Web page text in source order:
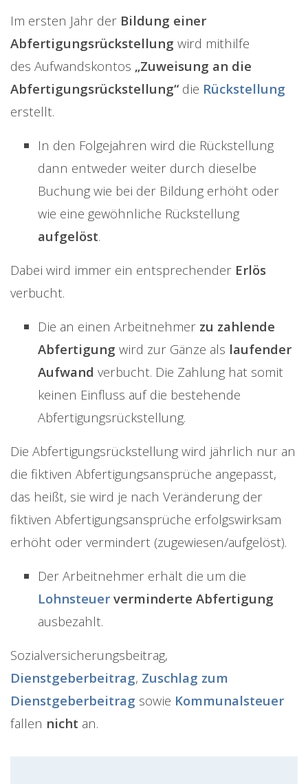
Im ersten Jahr der Bildung einer
Abfertigungsrückstellung wird mithilfe
des Aufwandskontos „Zuweisung an die
Abfertigungsrückstellung“ die Rückstellung
erstellt.
In den Folgejahren wird die Rückstellung
dann entweder weiter durch dieselbe
Buchung wie bei der Bildung erhöht oder
wie eine gewöhnliche Rückstellung
aufgelöst.
Dabei wird immer ein entsprechender Erlös
verbucht.
Die an einen Arbeitnehmer zu zahlende
Abfertigung wird zur Gänze als laufender
Aufwand verbucht. Die Zahlung hat somit
keinen Einfluss auf die bestehende
Abfertigungsrückstellung.
Die Abfertigungsrückstellung wird jährlich nur an
die fiktiven Abfertigungsansprüche angepasst,
das heißt, sie wird je nach Veränderung der
fiktiven Abfertigungsansprüche erfolgswirksam
erhöht oder vermindert (zugewiesen/aufgelöst).
Der Arbeitnehmer erhält die um die
Lohnsteuer verminderte Abfertigung
ausbezahlt.
Sozialversicherungsbeitrag,
Dienstgeberbeitrag, Zuschlag zum
Dienstgeberbeitrag sowie Kommunalsteuer
fallen nicht an.